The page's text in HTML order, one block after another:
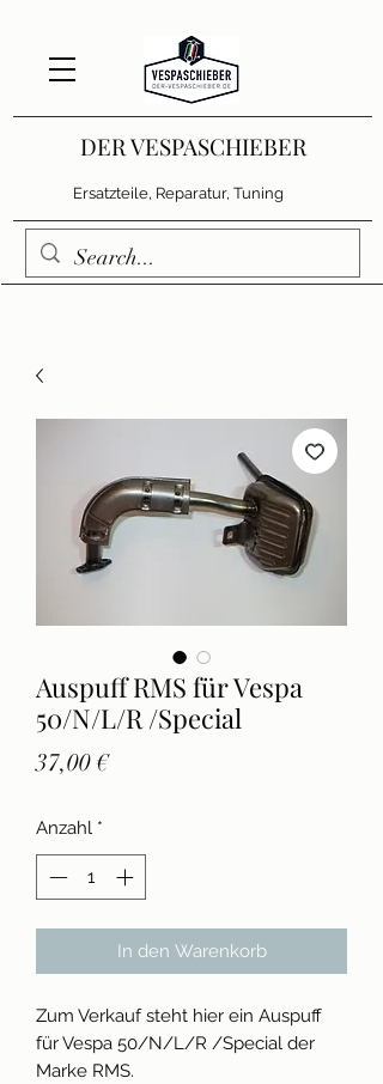
DER VESPASCHIEBER
Ersatzteile, Reparatur, Tuning
Auspuff RMS für Vespa
50/N/L/R /Special
37,00 €Preis
Anzahl *
In den Warenkorb
Zum Verkauf steht hier ein Auspuff
für Vespa 50/N/L/R /Special der
Marke RMS.